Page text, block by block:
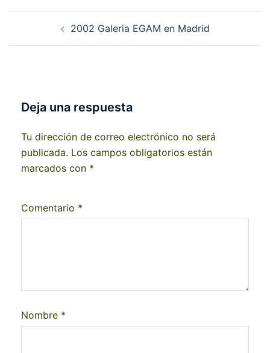
2002 Galeria EGAM en Madrid
Deja una respuesta
Tu dirección de correo electrónico no será
publicada. Los campos obligatorios están
marcados con *
Comentario *
Nombre *